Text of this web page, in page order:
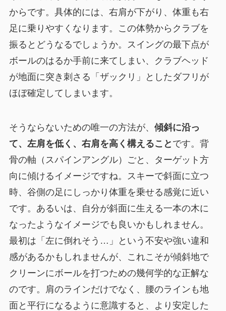
からです。具体的には、右肩が下がり、体重も右
足に乗りやすくなります。この体勢からクラブを
振るとどうなるでしょうか。スイングの最下点が
ボールのはるか手前に来てしまい、クラブヘッド
が地面に突き刺さる「ザックリ」としたダフリが
ほぼ確定してしまいます。
そうならないための唯一の方法が、 傾斜に沿っ
て、左肩を低く、右肩を高く構えること です。背
骨の軸（スパインアングル）ごと、ターゲット方
向に傾けるイメージですね。スキーで斜面に立つ
時、谷側の足にしっかり体重を乗せる感覚に近い
です。あるいは、自分が斜面に生える一本の木に
なったようなイメージでも良いかもしれません。
最初は「左に倒れそう…」という不安や強い違和
感があるかもしれませんが、これこそが傾斜地で
クリーンにボールを打つための幾何学的な正解な
のです。肩のラインだけでなく、腰のラインも地
面と平行になるように意識すると、より安定した